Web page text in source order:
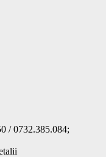
/ 0732.385.084;